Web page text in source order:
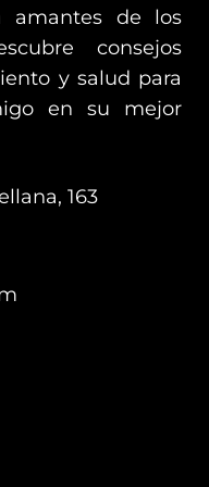
amantes de los
consejos
y salud para
en su mejor
163